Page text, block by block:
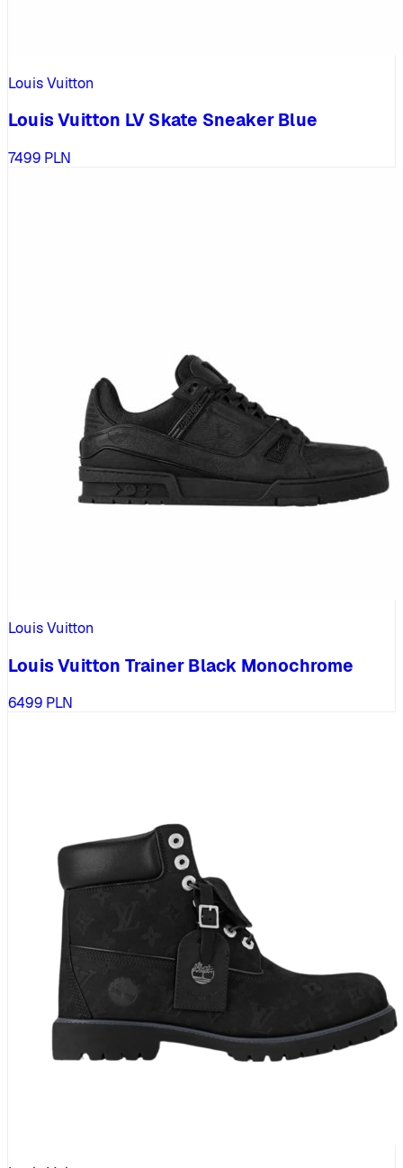
Louis Vuitton
Louis Vuitton LV Skate Sneaker Blue
7499 PLN
Louis Vuitton
Louis Vuitton Trainer Black Monochrome
6499 PLN